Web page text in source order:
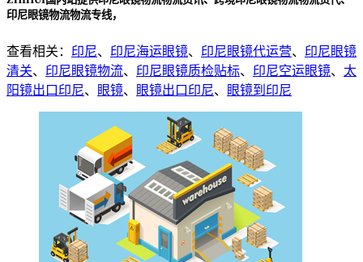
印尼眼镜物流物流专线，
查看相关： 印尼、 印尼海运眼镜、 印尼眼镜代运营、 印尼眼镜
清关、 印尼眼镜物流、 印尼眼镜质检贴标、 印尼空运眼镜、 太
阳镜出口印尼、 眼镜、 眼镜出口印尼、 眼镜到印尼